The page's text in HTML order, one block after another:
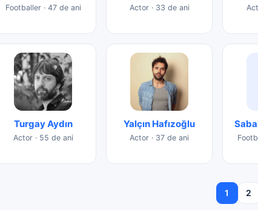
Footballer · 47 de ani Actor · 33 de ani
Turgay Aydın
Actor · 55 de ani
Yalçın Hafızoğlu
Actor · 37 de ani
1 2